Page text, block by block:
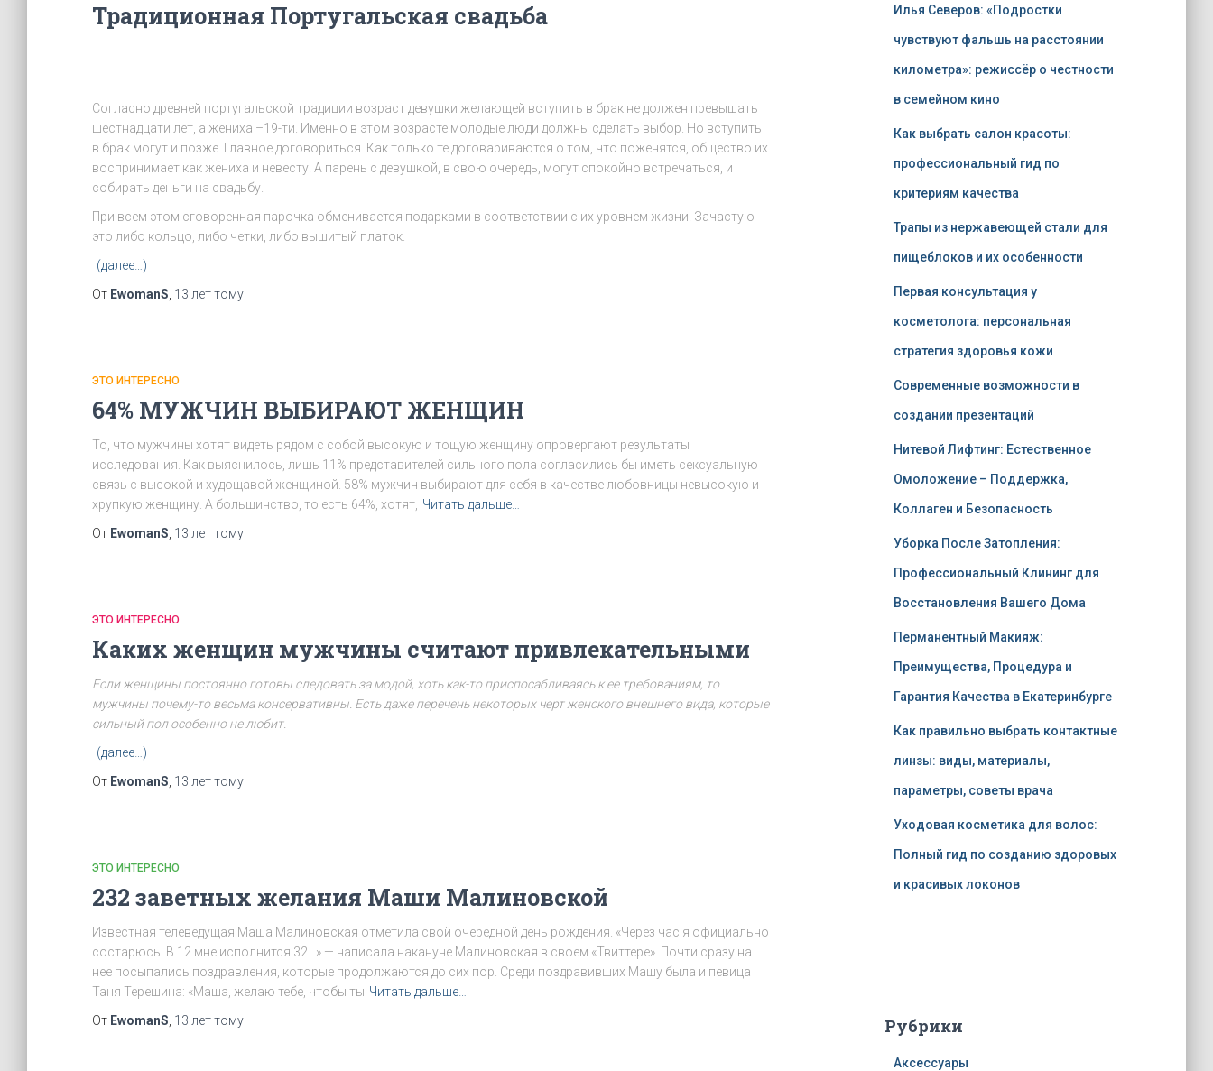
Традиционная Португальская свадьба
Согласно древней португальской традиции возраст девушки желающей вступить в брак не должен превышать
шестнадцати лет, а жениха –19-ти. Именно в этом возрасте молодые люди должны сделать выбор. Но вступить
в брак могут и позже. Главное договориться. Как только те договариваются о том, что поженятся, общество их
воспринимает как жениха и невесту. А парень с девушкой, в свою очередь, могут спокойно встречаться, и
собирать деньги на свадьбу.
При всем этом сговоренная парочка обменивается подарками в соответствии с их уровнем жизни. Зачастую
это либо кольцо, либо четки, либо вышитый платок.
(далее…)
От EwomanS 13 леттому
ЭТО ИНТЕРЕСНО
64% МУЖЧИН ВЫБИРАЮТ ЖЕНЩИН
То, что мужчины хотят видеть рядом с собой высокую и тощую женщину опровергают результаты
исследования. Как выяснилось, лишь 11% представителей сильного пола согласились бы иметь сексуальную
связь с высокой и худощавой женщиной. 58% мужчин выбирают для себя в качестве любовницы невысокую и
хрупкую женщину. А большинство, то есть 64%, хотят, Читать дальше…
От EwomanS 13 леттому
ЭТО ИНТЕРЕСНО
Каких женщин мужчины cчитают привлекательными
Если женщины постоянно готовы следовать за модой, хоть как-то приспосабливаясь к ее требованиям, то
мужчины почему-то весьма консервативны. Есть даже перечень некоторых черт женского внешнего вида, которые
сильный пол особенно не любит.
(далее…)
От EwomanS 13 леттому
ЭТО ИНТЕРЕСНО
232 заветных желания Маши Малиновской
Известная телеведущая Маша Малиновская отметила свой очередной день рождения. «Через час я официально
состарюсь. В 12 мне исполнится 32…» — написала накануне Малиновская в своем «Твиттере». Почти сразу на
нее посыпались поздравления, которые продолжаются до сих пор. Среди поздравивших Машу была и певица
Таня Терешина: «Маша, желаю тебе, чтобы ты Читать дальше…
От EwomanS 13 леттому
Илья Северов: «Подростки
чувствуют фальшь на расстоянии
километра»: режиссёр о честности
в семейном кино
Как выбрать салон красоты:
профессиональный гид по
критериям качества
Трапы из нержавеющей стали для
пищеблоков и их особенности
Первая консультация у
косметолога: персональная
стратегия здоровья кожи
Современные возможности в
создании презентаций
Нитевой Лифтинг: Естественное
Омоложение – Поддержка,
Коллаген и Безопасность
Уборка После Затопления:
Профессиональный Клининг для
Восстановления Вашего Дома
Перманентный Макияж:
Преимущества, Процедура и
Гарантия Качества в Екатеринбурге
Как правильно выбрать контактные
линзы: виды, материалы,
параметры, советы врача
Уходовая косметика для волос:
Полный гид по созданию здоровых
и красивых локонов
Рубрики
Аксессуары